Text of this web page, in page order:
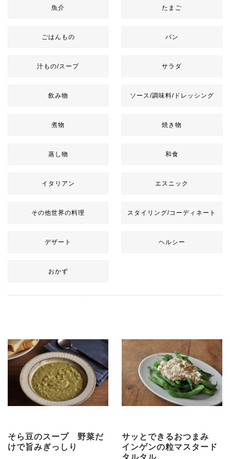
魚介 たまご
ごはんもの パン
汁もの/スープ サラダ
飲み物 ソース/調味料/ドレッシング
煮物 焼き物
蒸し物 和食
イタリアン エスニック
その他世界の料理 スタイリング/コーディネート
デザート ヘルシー
おかず
そら豆のスープ 野菜だ
けで旨みぎっしり
サッとできるおつまみ
インゲンの粒マスタード
タルタル